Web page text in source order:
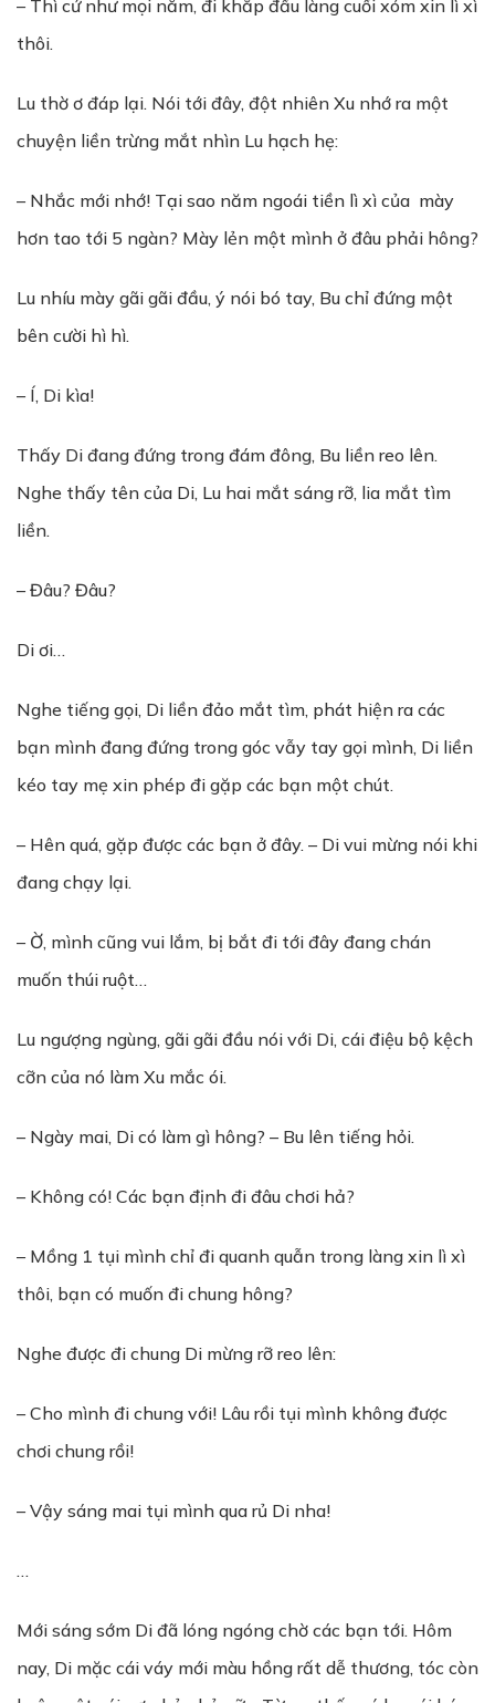
– Thì cứ như mọi năm, đi khắp đầu làng cuối xóm xin lì xì
thôi.
Lu thờ ơ đáp lại. Nói tới đây, đột nhiên Xu nhớ ra một
chuyện liền trừng mắt nhìn Lu hạch hẹ:
– Nhắc mới nhớ! Tại sao năm ngoái tiền lì xì của mày
hơn tao tới 5 ngàn? Mày lẻn một mình ở đâu phải hông?
Lu nhíu mày gãi gãi đầu, ý nói bó tay, Bu chỉ đứng một
bên cười hì hì.
– Í, Di kìa!
Thấy Di đang đứng trong đám đông, Bu liền reo lên.
Nghe thấy tên của Di, Lu hai mắt sáng rỡ, lia mắt tìm
liền.
– Đâu? Đâu?
Di ơi…
Nghe tiếng gọi, Di liền đảo mắt tìm, phát hiện ra các
bạn mình đang đứng trong góc vẫy tay gọi mình, Di liền
kéo tay mẹ xin phép đi gặp các bạn một chút.
– Hên quá, gặp được các bạn ở đây. – Di vui mừng nói khi
đang chạy lại.
– Ờ, mình cũng vui lắm, bị bắt đi tới đây đang chán
muốn thúi ruột…
Lu ngượng ngùng, gãi gãi đầu nói với Di, cái điệu bộ kệch
cỡn của nó làm Xu mắc ói.
– Ngày mai, Di có làm gì hông? – Bu lên tiếng hỏi.
– Không có! Các bạn định đi đâu chơi hả?
– Mồng 1 tụi mình chỉ đi quanh quẫn trong làng xin lì xì
thôi, bạn có muốn đi chung hông?
Nghe được đi chung Di mừng rỡ reo lên:
– Cho mình đi chung với! Lâu rồi tụi mình không được
chơi chung rồi!
– Vậy sáng mai tụi mình qua rủ Di nha!
…
Mới sáng sớm Di đã lóng ngóng chờ các bạn tới. Hôm
nay, Di mặc cái váy mới màu hồng rất dễ thương, tóc còn